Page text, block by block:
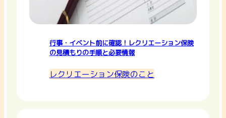
行事・イベント前に確認！レクリエーション保険
の見積もりの手順と必要情報
レクリエーション保険のこと